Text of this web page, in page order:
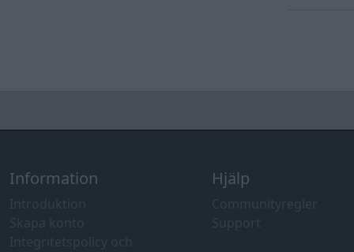
Introduktion
Communityregler